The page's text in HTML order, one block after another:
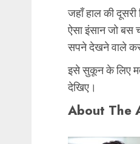
जहाँ हाल की
ऐसा इंसान जो बस
सपने देखने वाले
इसे सुकून के लिए
देखिए।
About The